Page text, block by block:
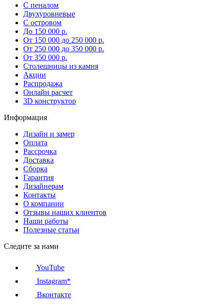
С пеналом
Двухуровневые
С островом
До 150 000 р.
От 150 000 до 250 000 р.
От 250 000 до 350 000 р.
От 350 000 р.
Столешницы из камня
Акции
Распродажа
Онлайн расчет
3D конструктор
Информация
Дизайн и замер
Оплата
Рассрочка
Доставка
Сборка
Гарантия
Дизайнерам
Контакты
О компании
Отзывы наших клиентов
Наши работы
Полезные статьи
Следите за нами
YouTube
Instagram*
Вконтакте